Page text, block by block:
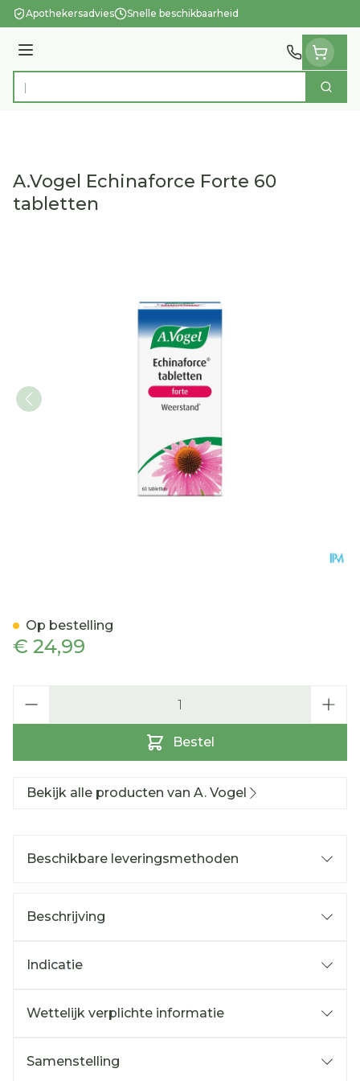
Ga naar de inhoud
Apothekersadvies Snelle beschikbaarheid
Menu
Product, merk, categorie... Zoek
A.Vogel Echinaforce Forte 60
tabletten
€ 24,99
Bestel
Op bestelling
Bekijk alle producten van A. Vogel
Beschikbare leveringsmethoden
Beschrijving
Indicatie
Wettelijk verplichte informatie
Samenstelling